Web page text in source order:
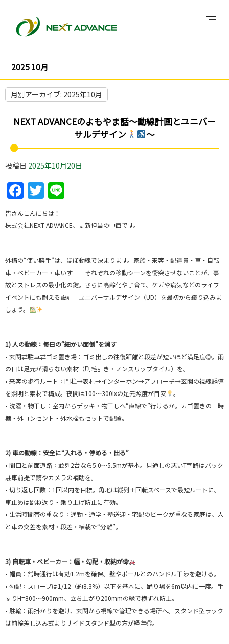
2025 10月
月別アーカイブ: 2025年10月
NEXT ADVANCEのよもやま話～動線計画とユニバー
サルデザイン
～
投稿日 2025年10月20日
Facebook
Twitter
皆さんこんにちは！
株式会社NEXT ADVANCE、更新担当の中西です。
外構の“使い勝手”は、ほぼ動線で決まります。家族・来客・配達員・車・自転
車・ベビーカー・車いす——それぞれの移動シーンを衝突させないことが、事
故とストレスの最小化の鍵。さらに高齢化や子育て、ケガや病気などのライフ
イベントにも耐える設計＝ユニバーサルデザイン（UD）を最初から織り込みま
しょう。
1) 人の動線：毎日の“細かい面倒”を消す
• 玄関⇄駐車⇄ゴミ置き場：ゴミ出しの往復距離と段差が短いほど満足度◎。雨
の日は足元が滑らない素材（刷毛引き・ノンスリップタイル）を。
• 来客の歩行ルート：門柱→表札→インターホン→アプローチ→玄関の視線誘導
を照明と素材で構成。夜間は100〜300lxの足元照度が目安
。
• 洗濯・物干し：室内からデッキ・物干しへ“直線で”行けるか。カゴ置きの一時
棚・外コンセント・外水栓もセットで配置。
2) 車の動線：安全に“入れる・停める・出る”
• 間口と前面道路：並列2台なら5.0〜5.5mが基本。見通しの悪いT字路はバック
駐車前提で鏡やカメラの補助を。
• 切り返し回数：1回以内を目標。角地は縦列＋回転スペースで最短ルートに。
車止めは跳ね返り・乗り上げ防止に有効。
• 生活時間帯の重なり：通勤・通学・塾送迎・宅配のピークが重なる家庭は、人
と車の交差を素材・段差・植栽で“分離”。
3) 自転車・ベビーカー：幅・勾配・収納が命
• 幅員：常時通行は有効1.2mを確保。壁やポールとのハンドル干渉を避ける。
• 勾配：スロープは1/12（約8.3%）以下を基本に、踊り場を6m以内に一度。手
すりH=800〜900mm、立ち上がり200mmの縁で横ずれ防止。
• 駐輪：雨掛かりを避け、玄関から視線で管理できる場所へ。スタンド型ラック
は前輪差し込み式よりサイドスタンド型の方が経年◎。